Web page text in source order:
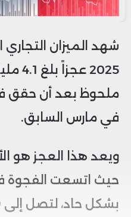
شهد الميزان
2025
ملحوظ بعد أن حقق
في مارس السابق.
حيث اتسعت الفجوة